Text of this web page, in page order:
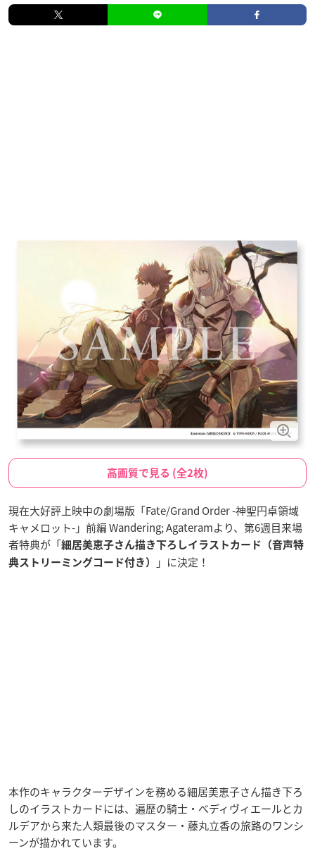
高画質で見る (全2枚)
現在大好評上映中の劇場版「Fate/Grand Order -神聖円卓領域
キャメロット-」前編 Wandering; Agateramより、第6週目来場
者特典が「細居美恵子さん描き下ろしイラストカード（音声特
典ストリーミングコード付き）
」に決定！
本作のキャラクターデザインを務める細居美恵子さん描き下ろ
しのイラストカードには、遍歴の騎士・べディヴィエールとカ
ルデアから来た人類最後のマスター・藤丸立香の旅路のワンシ
ーンが描かれています。